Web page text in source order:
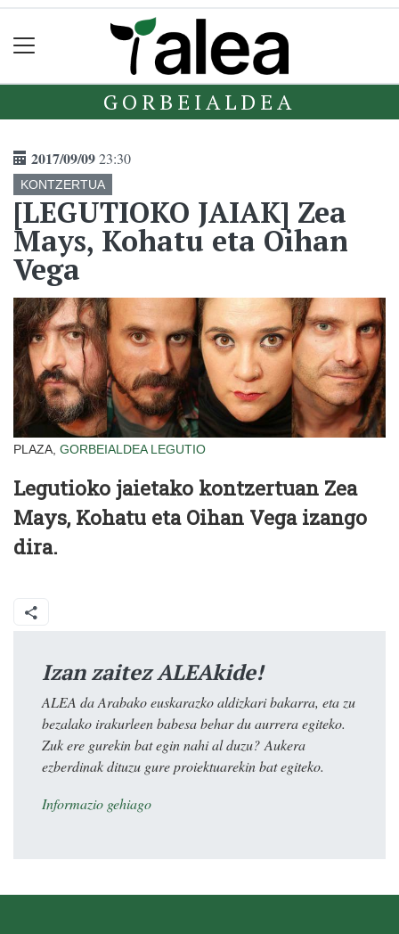
GORBEIALDEA
2017/09/0923:30
KONTZERTUA
[LEGUTIOKO JAIAK] Zea
Mays, Kohatu eta Oihan
Vega
PLAZA, GORBEIALDEA LEGUTIO
Legutioko jaietako kontzertuan Zea
Mays, Kohatu eta Oihan Vega izango
dira.
Izan zaitez ALEAkide!
ALEA da Arabako euskarazko aldizkari bakarra, eta zu
bezalako irakurleen babesa behar du aurrera egiteko.
Zuk ere gurekin bat egin nahi al duzu? Aukera
ezberdinak dituzu gure proiektuarekin bat egiteko.
Informazio gehiago